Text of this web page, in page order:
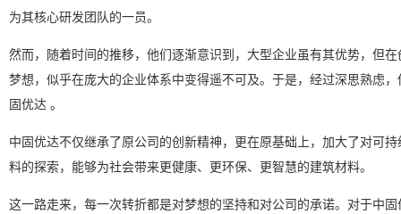
为其核心研发团队的一员。
然而，随着时间的推移，他们逐渐意识到，大型企业虽有其优势，但
梦想，似乎在庞大的企业体系中变得遥不可及。于是，经过深思熟
固优达 。
中固优达不仅继承了原公司的创新精神，更在原基础上，加大了对可
料的探索，能够为社会带来更健康、更环保、更智慧的建筑材料。
这一路走来，每一次转折都是对梦想的坚持和对公司的承诺。对于中